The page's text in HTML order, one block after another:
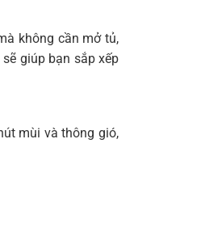
không cần mở tủ,
giúp bạn sắp xếp
mùi và thông gió,